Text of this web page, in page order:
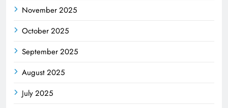
November 2025
October 2025
September 2025
August 2025
July 2025